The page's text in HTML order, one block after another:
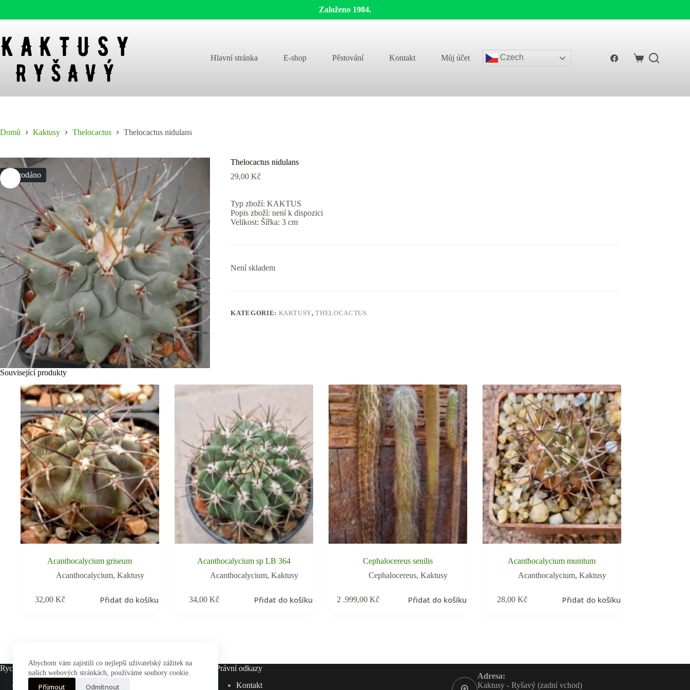
Založeno 1984.
content
Abychom vám zajistili co nejlepší uživatelský zážitek na
našich webových stránkách, používáme soubory cookie.
Příjmout Odmítnout
Hlavní stránka E-shop Pěstování Kontakt Můj účet Czech
Shopping
Domů Kaktusy Thelocactus Thelocactus nidulans
Vyprodáno
Thelocactus nidulans
29,00Kč
Typ zboží: KAKTUS
Popis zboží: není k dispozici
Velikost: Šířka: 3 cm
Není skladem
KATEGORIE: KAKTUSY,THELOCACTUS
Související produkty
Acanthocalycium griseum
Acanthocalycium, Kaktusy
32,00 Kč Přidat do košíku
Acanthocalycium sp LB 364
Acanthocalycium, Kaktusy
34,00 Kč Přidat do košíku
Cephalocereus senilis
Cephalocereus, Kaktusy
2 .999,00 Kč Přidat do košíku
Acanthocalycium munitum
Acanthocalycium, Kaktusy
28,00 Kč Přidat do košíku
Rychlé odkazy
Hlavní stránka
Právní odkazy
Kontakt
Adresa:
Kaktusy - Ryšavý (zadní vchod)